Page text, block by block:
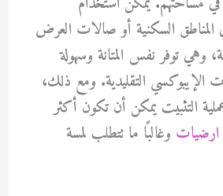
المناطق السكنية أو صالات العرض
وهي توفر نفس المتانة وسهولة
الإيبوكسي التقليدية. ومع ذلك،
التثبيت يمكن أن تكون أكثر
وغالبًا ما تتطلب لمسة